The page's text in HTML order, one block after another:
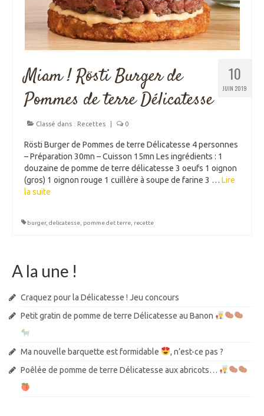
10
JUIN 2019
Miam ! Rösti Burger de
Pommes de terre Délicatesse
Classé dans : Recettes 0
Rösti Burger de Pommes de terre Délicatesse 4 personnes
– Préparation 30mn – Cuisson 15mn Les ingrédients : 1
douzaine de pomme de terre délicatesse 3 oeufs 1 oignon
(gros) 1 oignon rouge 1 cuillère à soupe de farine 3 … Lire
la suite­­
burger, delicatesse pomme det terre recette
A la une !
Craquez pour la Délicatesse ! Jeu concours
Petit gratin de pomme de terre Délicatesse au Banon
Ma nouvelle barquette est formidable
, n’est-ce pas ?
Poêlée de pomme de terre Délicatesse aux abricots…